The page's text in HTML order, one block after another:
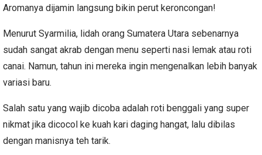
Aromanya dijamin langsung bikin perut keroncongan!
Menurut Syarmilia, lidah orang Sumatera Utara sebenarnya
sudah sangat akrab dengan menu seperti nasi lemak atau roti
canai. Namun, tahun ini mereka ingin mengenalkan lebih banyak
variasi baru.
Salah satu yang wajib dicoba adalah roti benggali yang super
nikmat jika dicocol ke kuah kari daging hangat, lalu dibilas
dengan manisnya teh tarik.